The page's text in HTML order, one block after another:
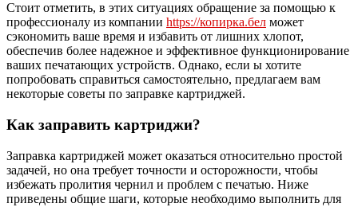
Стоит отметить, в этих ситуациях обращение за помощью к
профессионалу из компании https://копирка.бел может
сэкономить ваше время и избавить от лишних хлопот,
обеспечив более надежное и эффективное функционирование
ваших печатающих устройств. Однако, если ы хотите
попробовать справиться самостоятельно, предлагаем вам
некоторые советы по заправке картриджей.
Как заправить картриджи?
Заправка картриджей может оказаться относительно простой
задачей, но она требует точности и осторожности, чтобы
избежать пролития чернил и проблем с печатью. Ниже
приведены общие шаги, которые необходимо выполнить для